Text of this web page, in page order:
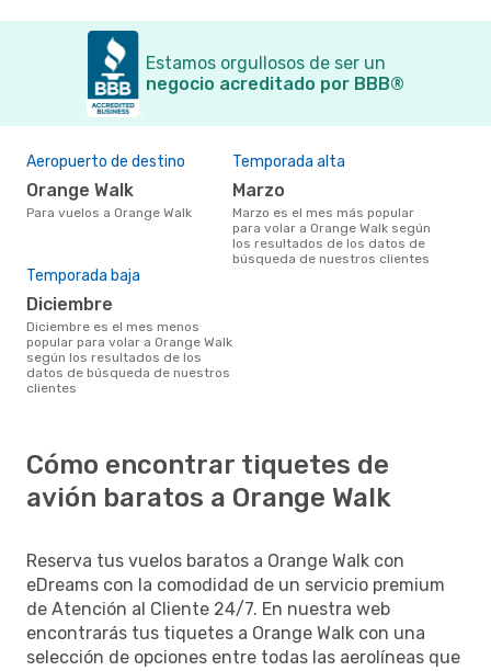
Estamos orgullosos de ser un
negocio acreditado por BBB®
Aeropuerto de destino
Orange Walk
Para vuelos a Orange Walk
Temporada alta
marzo
marzo es el mes más popular
para volar a Orange Walk según
los resultados de los datos de
búsqueda de nuestros clientes
Temporada baja
diciembre
diciembre es el mes menos
popular para volar a Orange Walk
según los resultados de los
datos de búsqueda de nuestros
clientes
Cómo encontrar tiquetes de
avión baratos a Orange Walk
Reserva tus vuelos baratos a Orange Walk con
eDreams con la comodidad de un servicio premium
de Atención al Cliente 24/7. En nuestra web
encontrarás tus tiquetes a Orange Walk con una
selección de opciones entre todas las aerolíneas que